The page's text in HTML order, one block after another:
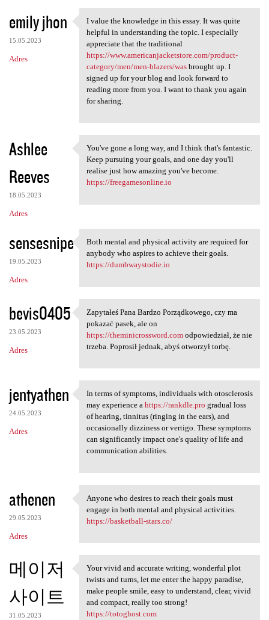
emily jhon
15.05.2023
Adres
I value the knowledge in this
I value the knowledge in this essay. It was quite
helpful in understanding the topic. I especially
appreciate that the traditional
https://www.americanjacketstore.com/product-
category/men/men-blazers/wasbrought up. I
signed up for your blog and look forward to
reading more from you. I want to thank you again
for sharing.
Ashlee
Reeves
18.05.2023
Adres
You've gone a long way, and I
You've gone a long way, and I think that's fantastic.
Keep pursuing your goals, and one day you'll
realise just how amazing you've become.
https://freegamesonline.io
sensesnipe
19.05.2023
Adres
Both mental and physical
Both mental and physical activity are required for
anybody who aspires to achieve their goals.
https://dumbwaystodie.io
bevis0405
23.05.2023
Adres
Zapytałeś Pana Bardzo
Zapytałeś Pana Bardzo Porządkowego, czy ma
pokazać pasek, ale on
https://theminicrossword.comodpowiedział, że nie
trzeba. Poprosił jednak, abyś otworzył torbę.
jentyathen
24.05.2023
Adres
In terms of symptoms,
In terms of symptoms, individuals with otosclerosis
may experience a https://rankdle.pro gradual loss
of hearing, tinnitus (ringing in the ears), and
occasionally dizziness or vertigo. These symptoms
can significantly impact one's quality of life and
communication abilities.
athenen
29.05.2023
Adres
Anyone who desires to reach
Anyone who desires to reach their goals must
engage in both mental and physical activities.
https://basketball-stars.co/
메이저
사이트
31.05.2023
Your vivid and accurate
Your vivid and accurate writing, wonderful plot
twists and turns, let me enter the happy paradise,
make people smile, easy to understand, clear, vivid
and compact, really too strong!
https://totoghost.com